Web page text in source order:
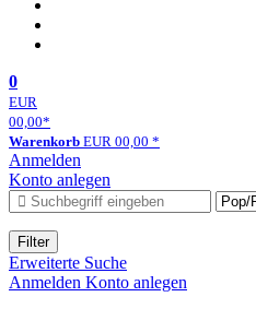
0
EUR
00,00*
Warenkorb EUR 00,00 *
Anmelden
Konto anlegen
Filter
Erweiterte Suche
Anmelden Konto anlegen